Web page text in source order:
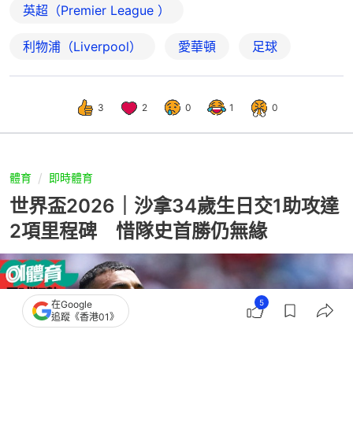
英超（Premier League ）
利物浦（Liverpool） 愛華頓 足球
3 2 0 1 0
體育 即時體育
世界盃2026｜沙拿34歲生日交1助攻達
2項里程碑 惜隊史首勝仍無緣
在Google
追蹤《香港01》
5